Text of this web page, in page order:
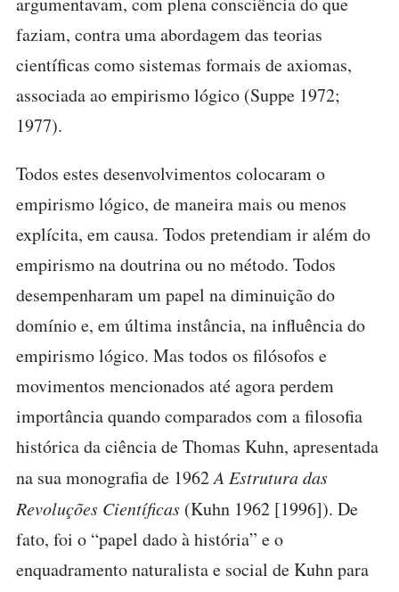
faziam, contra uma abordagem das teorias
científicas como sistemas formais de axiomas,
associada ao empirismo lógico (Suppe 1972;
1977).
Todos estes desenvolvimentos colocaram o
empirismo lógico, de maneira mais ou menos
explícita, em causa. Todos pretendiam ir além do
empirismo na doutrina ou no método. Todos
desempenharam um papel na diminuição do
domínio e, em última instância, na influência do
empirismo lógico. Mas todos os filósofos e
movimentos mencionados até agora perdem
importância quando comparados com a filosofia
histórica da ciência de Thomas Kuhn, apresentada
na sua monografia de 1962A Estrutura das
Revoluções Científicas (Kuhn 1962 [1996]). De
fato, foi o “papel dado à história” e o
enquadramento naturalista e social de Kuhn para